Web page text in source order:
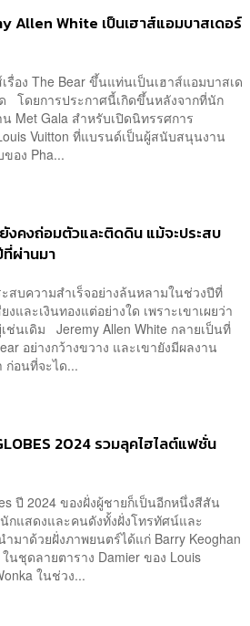
Allen White เป็นเฮาส์แอมบาสเดอร์
รื่อง The Bear ขึ้นแท่นเป็นเฮาส์แอมบาสเด
โดยการประกาศนี้เกิดขึ้นหลังจากที่นัก
Met Gala สำหรับเปิดนิทรรศการ
Vuitton ที่แบรนด์เป็นผู้สนับสนุนงาน
อง Pha...
งคงถ่อมตัวและติดดิน แม้จะประสบ
ที่ผ่านมา
สบความสำเร็จอย่างล้นหลามในช่วงปีที่
และเงินทองแต่อย่างใด เพราะเขาเผยว่า
นเดิม Jeremy Allen White กลายเป็นที่
อย่างกว้างขวาง และเขายังมีผลงาน
ก่อนที่จะได...
2024 รวมลุคไฮไลต์แฟชั่น
ปี 2024 ของฝั่งผู้ชายก็เป็นอีกหนึ่งสีสัน
กแสดงและคนดังทั้งฝั่งโทรทัศน์และ
าด้วยฝั่งภาพยนตร์ได้แก่ Barry Keoghan
นชุดลายตาราง Damier ของ Louis
ในช่วง...